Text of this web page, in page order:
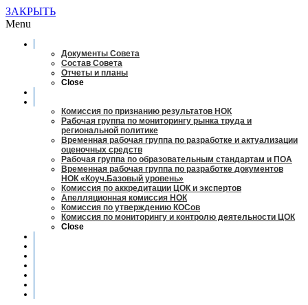
ЗАКРЫТЬ
Menu
Документы Совета
Состав Совета
Отчеты и планы
Close
Комиссия по признанию результатов НОК
Рабочая группа по мониторингу рынка труда и
региональной политике
Временная рабочая группа по разработке и актуализации
оценочных средств
Рабочая группа по образовательным стандартам и ПОА
Временная рабочая группа по разработке документов
НОК «Коуч.Базовый уровень»
Комиссия по аккредитации ЦОК и экспертов
Апелляционная комиссия НОК
Комиссия по утверждению КОСов
Комиссия по мониторингу и контролю деятельности ЦОК
Close